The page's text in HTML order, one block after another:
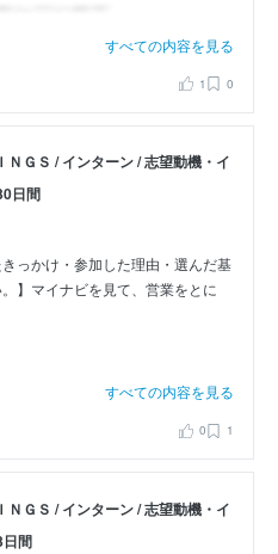
すべての内容を見る
1 0
ＧＳ / インターン / 志望動機・イ
日間
っかけ・参加した理由・選んだ基
】マイナビを見て、営業をとに
すべての内容を見る
0 1
ＧＳ / インターン / 志望動機・イ
日間